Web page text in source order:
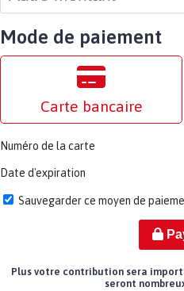
Mode de paiement
Carte bancaire
Numéro de la carte
Date d'expiration
Sauvegarder ce moyen de
Plus votre contribution sera
seront